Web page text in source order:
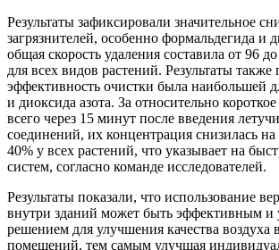
Результаты зафиксировали значительное
загрязнителей, особенно формальдегида и
общая скорость удаления составила от 96
для всех видов растений. Результаты также
эффективность очистки была наибольшей
и диоксида азота. За относительно
всего через 15 минут после введения
соединений, их концентрация снизилась
40% у всех растений, что указывает на
систем, согласно команде исследователей.
Результаты показали, что использование
внутри зданий может быть эффективным и
решением для улучшения качества воздуха
помещений, тем самым улучшая